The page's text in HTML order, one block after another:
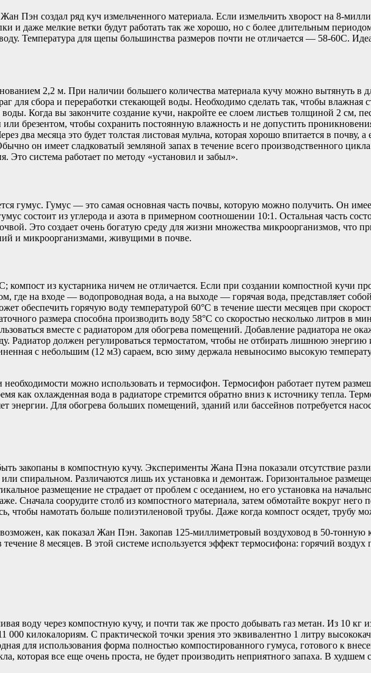
Пэн создал ряд куч измельченного материала. Если измельчить хворост на 8-
и даже мелкие ветки будут работать так же хорошо, но с более длительным
Температура для щепы большинства размеров почти не отличается — 58-60C.
2,2 м. При наличии большего количества материала кучу можно вытянуть в
сбора и переработки стекающей воды. Необходимо сделать так, чтобы влажная
Когда вы закончите создание кучи, накройте ее слоем листьев толщиной 2 см,
брезентом, чтобы сохранить постоянную влажность и не допустить
два месяца это будет толстая листовая мульча, которая хорошо впитается в
он имеет сладковатый земляной запах в течение всего производственного
Это система работает по методу «установил и забыл».
гумус. Гумус — это самая основная часть почвы, которую можно получить. Он
состоит из углерода и азота в примерном соотношении 10:1. Остальная часть
Это создает очень богатую среду для жизни множества микроорганизмов, что
и микроорганизмами, живущими в почве.
из кустарника ничем не отличается. Если при создании компостной кучи
где на входе — водопроводная вода, а на выходе — горячая вода, представляет
обеспечить горячую воду температурой 60°C в течение шести месяцев при
размера способна производить воду 58°C со скоростью несколько литров в
вместе с радиатором для обогрева помещений. Добавление радиатора не
Радиатор должен регулироваться термостатом, чтобы не отбирать лишнюю
с небольшим (12 м3) сараем, всю зиму держала невыносимо высокую
можно использовать и термосифон. Термосифон работает путем
как охлажденная вода в радиаторе стремится обратно вниз к источнику тепла.
энергии. Для обогрева больших помещений, зданий или бассейнов потребуется
закопаны в компостную кучу. Эксперименты Жана Пэна показали отсутствие
спиральном. Различаются лишь их установка и демонтаж. Горизонтальное
размещение не страдает от проблем с оседанием, но его установка на
Сначала соорудите столб из компостного материала, затем обмотайте вокруг него
чтобы намотать больше полиэтиленовой трубы. Даже когда компост осядет, трубу
как показал Жан Пэн. Закопав 125-миллиметровый воздуховод в 50-тонную
8 месяцев. В этой системе используется эффект термосифона: горячий воздух
воду через компостную кучу, и почти так же просто добывать газ метан. Из 10 кг
000 килокалориям. С практической точки зрения это эквивалентно 1 литру
для использования форма полностью компостированного гумуса, готового к
которая все еще очень проста, не будет производить неприятного запаха. В худшем